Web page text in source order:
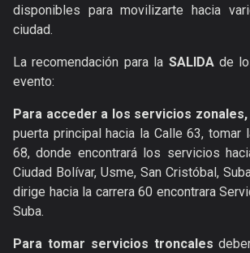
disponibles para movilizarte hacia
ciudad.
La recomendación para la SALIDAde
evento:
Para acceder a los servicios zonales,
puerta principal hacia la Calle 63, tomar
68, donde encontrará los servicios
Ciudad Bolívar, Usme, San Cristóbal,
dirige hacia la carrera 60 encontrara
Suba.
Para tomar servicios troncales